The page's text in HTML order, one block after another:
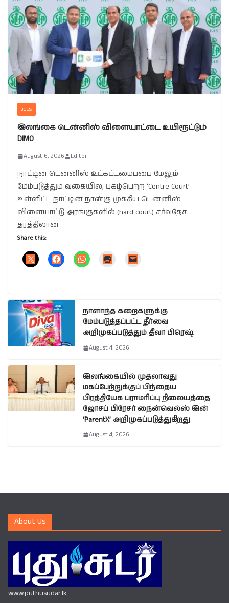
JOBS
இலங்கை டென்னிஸ் விளையாட்டை உயிரூட்டும்
DIMO
August 6, 2026 Editor
நாட்டின் டென்னிஸ் உட்கட்டமைப்பை மேலும்
மேம்படுத்தும் வகையில், புகழ்பெற்ற ‘Centre Court’
உள்ளிட்ட நாட்டின் நான்கு முக்கிய டென்னிஸ்
விளையாட்டு அரங்குகளில் (hard court) சர்வதேச
தரத்திலான
Share this:
நாளாந்த கறைகளுக்கு
மேம்படுத்தப்பட்ட தீர்வை
அறிமுகப்படுத்தும் தீவா பிரெஷ்
August 4, 2026
இலங்கையில் முதலாவது
மகப்பேற்றுக்குப் பிந்தைய
பிரத்தியேக பராமரிப்பு நிலையத்தை
ஜோசப் பிரேசர் நைன்வெல்ஸ் இன்
‘ParentX’ அறிமுகப்படுத்துகிறது
August 4, 2026
About Us
www.puthusudar.lk